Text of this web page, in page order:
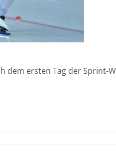
dem ersten Tag der Sprint-